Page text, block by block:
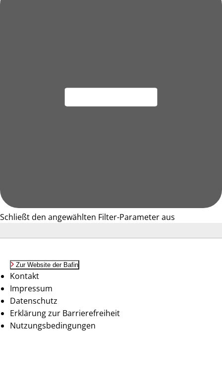
Schließt den angewählten Filter-Parameter aus
Zur Website der Bafin
Kontakt
Impressum
Datenschutz
Erklärung zur Barrierefreiheit
Nutzungsbedingungen